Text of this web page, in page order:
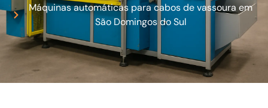
Máquinas automáticas para cabos de vassoura em
São Domingos do Sul